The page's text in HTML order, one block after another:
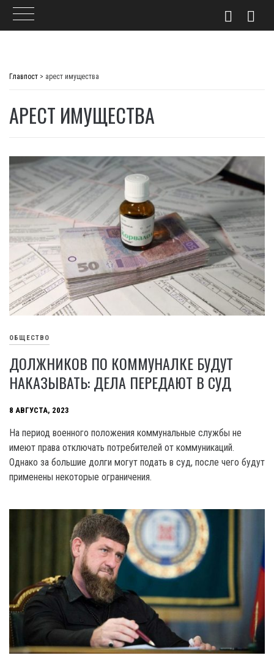
Главпост > арест имущества
АРЕСТ ИМУЩЕСТВА
ОБЩЕСТВО
ДОЛЖНИКОВ ПО КОММУНАЛКЕ БУДУТ
НАКАЗЫВАТЬ: ДЕЛА ПЕРЕДАЮТ В СУД
8 АВГУСТА, 2023
На период военного положения коммунальные службы не
имеют права отключать потребителей от коммуникаций.
Однако за большие долги могут подать в суд, после чего будут
применены некоторые ограничения.